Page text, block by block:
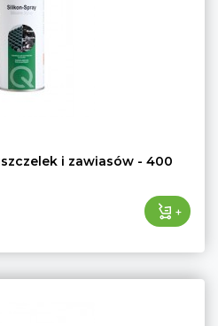
i zawiasów - 400
+